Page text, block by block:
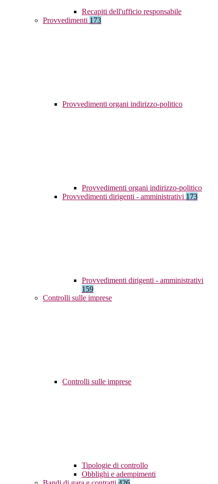
Recapiti dell'ufficio responsabile
Provvedimenti 173
Provvedimenti organi indirizzo-politico
Provvedimenti organi indirizzo-politico
Provvedimenti dirigenti - amministrativi 173
Provvedimenti dirigenti - amministrativi
159
Controlli sulle imprese
Controlli sulle imprese
Tipologie di controllo
Obblighi e adempimenti